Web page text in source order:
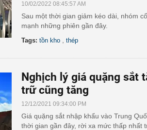
10/02/2022 08:45:57 AM
Sau một thời gian giảm kéo dài, nhóm
mạnh những phiên gần đây.
Tags: tồn kho thép
Nghịch lý giá quặng sắt
trữ cũng tăng
12/12/2021 09:34:00 PM
Giá quặng sắt nhập khẩu vào Trung
thời gian gần đây, rời xa mức thấp nhất